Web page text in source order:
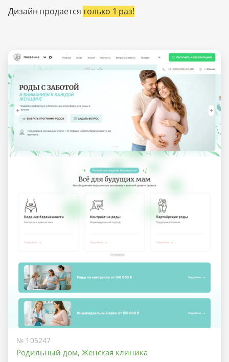
Дизайн продаетсятолько 1 раз!
№ 105247
Родильный дом, Женская клиника